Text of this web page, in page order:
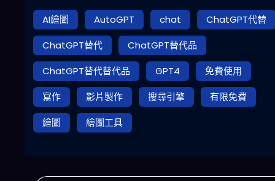
AI繪圖 AutoGPT chat
ChatGPT代替
ChatGPT替代
ChatGPT替代品
ChatGPT替代替代品
GPT4
免費使用
寫作
影片製作 搜尋引擎
有限免費
繪圖
繪圖工具